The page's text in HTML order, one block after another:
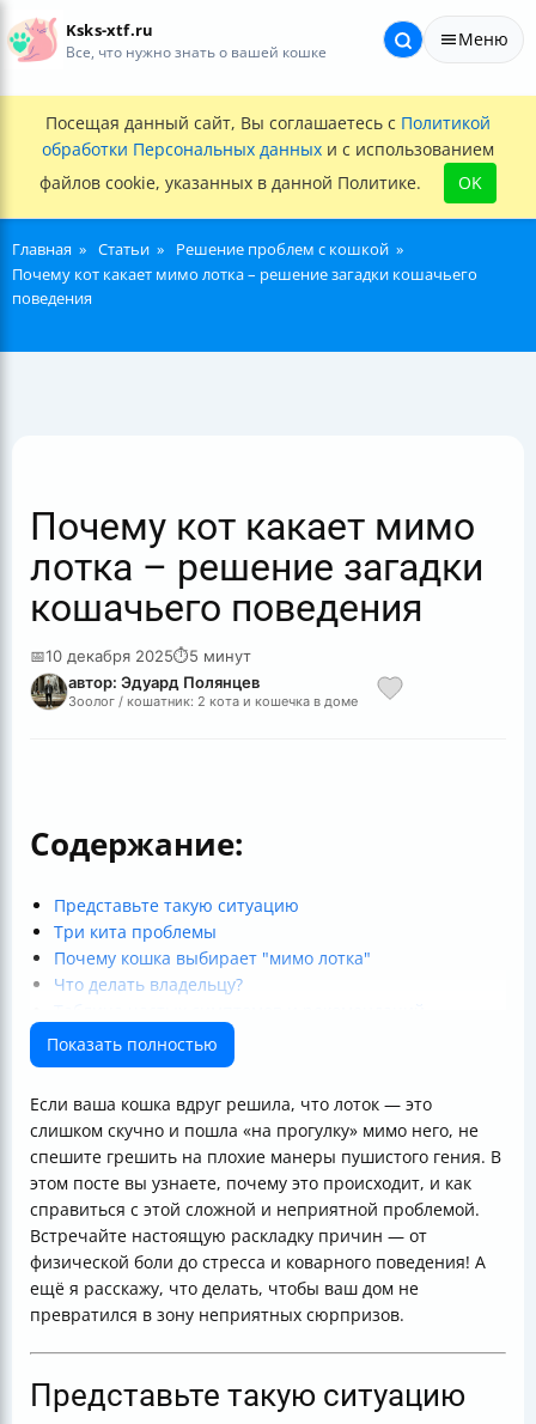
Ksks-xtf.ru
Все, что нужно знать о вашей кошке
Меню
Посещая данный сайт, Вы соглашаетесь с Политикой
обработки Персональных данных и с использованием
файлов cookie, указанных в данной Политике.
OK
Главная Статьи
Решение проблем с кошкой
Почему кот какает мимо лотка – решение загадки кошачьего
поведения
Почему кот какает мимо
лотка – решение загадки
кошачьего поведения
📅10 декабря 2025⏱5 минут
автор: Эдуард Полянцев
Зоолог / кошатник: 2 кота и кошечка в доме
Содержание:
Представьте такую ситуацию
Три кита проблемы
Почему кошка выбирает "мимо лотка"
Что делать владельцу?
В заключение
Полезные ссылки
Показать полностью
Если ваша кошка вдруг решила, что лоток — это
слишком скучно и пошла «на прогулку» мимо него, не
спешите грешить на плохие манеры пушистого гения. В
этом посте вы узнаете, почему это происходит, и как
справиться с этой сложной и неприятной проблемой.
Встречайте настоящую раскладку причин — от
физической боли до стресса и коварного поведения! А
ещё я расскажу, что делать, чтобы ваш дом не
превратился в зону неприятных сюрпризов.
Представьте такую ситуацию